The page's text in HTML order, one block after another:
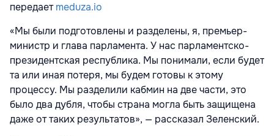
передаетmeduza.io
«Мы были подготовлены и разделены, я, премьер-
министр и глава парламента. У нас парламентско-
президентская республика. Мы понимали, если будет
та или иная потеря, мы будем готовы к этому
процессу. Мы разделили кабмин на две части, это
было два дубля, чтобы страна могла быть защищена
даже от таких результатов», — рассказал Зеленский.